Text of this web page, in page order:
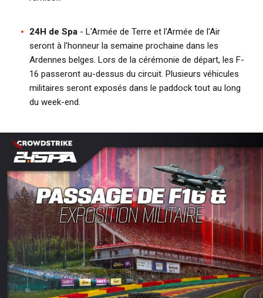
24H de Spa - L'Armée de Terre et l'Armée de l'Air
seront à l'honneur la semaine prochaine dans les
Ardennes belges. Lors de la cérémonie de départ, les F-
16 passeront au-dessus du circuit. Plusieurs véhicules
militaires seront exposés dans le paddock tout au long
du week-end.